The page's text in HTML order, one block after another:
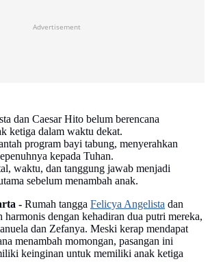
Advertisement
dan Caesar Hito belum berencana
ketiga dalam waktu dekat.
program bayi tabung, menyerahkan
kepada Tuhan.
waktu, dan tanggung jawab menjadi
sebelum menambah anak.
- Rumah tangga Felicya Angelista dan
harmonis dengan kehadiran dua putri mereka,
dan Zefanya. Meski kerap mendapat
menambah momongan, pasangan ini
keinginan untuk memiliki anak ketiga